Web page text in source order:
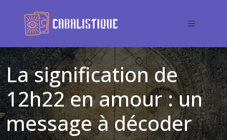
La signification de
12h22 en amour : un
message à décoder